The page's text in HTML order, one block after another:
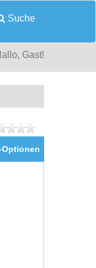
Suche
Gast!